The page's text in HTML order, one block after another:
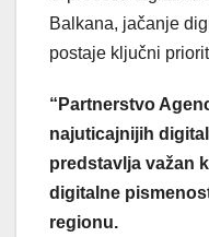
Balkana, jačanje
postaje ključni
“Partnerstvo
najuticajnijih
predstavlja važan
digitalne
regionu.